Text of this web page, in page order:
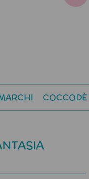
COCCODÈ